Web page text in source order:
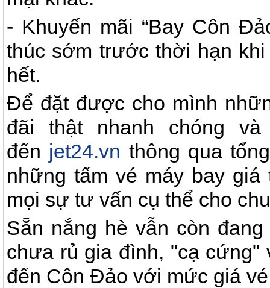
- Khuyến mãi “Bay Côn
thúc sớm trước thời hạn
hết.
Để đặt được cho mình
đãi thật nhanh chóng
đến jet24.vn thông qua
những tấm vé máy bay
mọi sự tư vấn cụ thể cho
Sẵn nắng hè vẫn còn
chưa rủ gia đình, "cạ cứng"
đến Côn Đảo với mức giá